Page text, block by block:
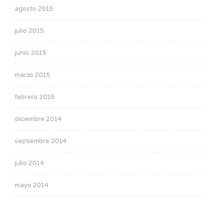
agosto 2015
julio 2015
junio 2015
marzo 2015
febrero 2015
diciembre 2014
septiembre 2014
julio 2014
mayo 2014